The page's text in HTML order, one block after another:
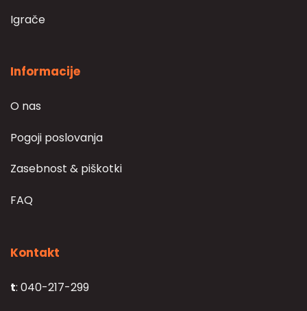
Igrače
Informacije
O nas
Pogoji poslovanja
Zasebnost & piškotki
FAQ
Kontakt
t: 040-217-299